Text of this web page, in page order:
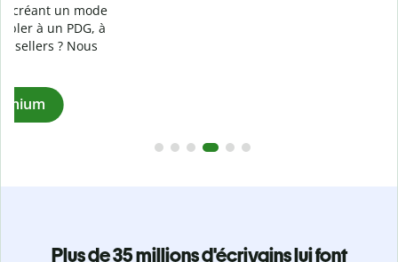
Vérifiez que vos écrits sont 100 % les vôtres grâce au
logiciel anti-plagiat. Analysez votre document en quelques
secondes et identifiez les citations manquantes dans plus
Plus de 35 millions d'écrivains lui font